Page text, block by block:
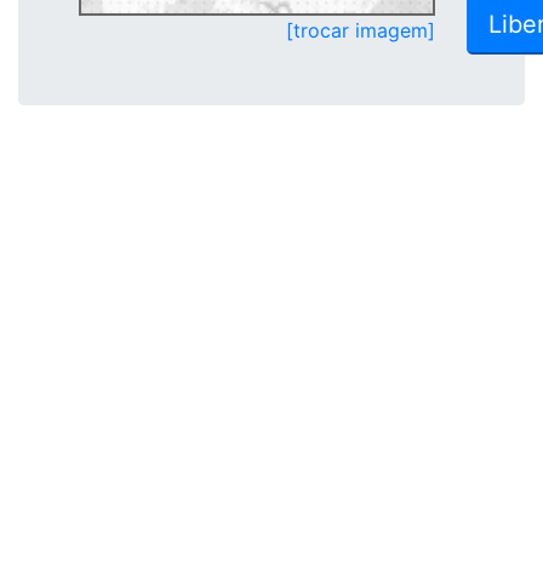
[trocar imagem]